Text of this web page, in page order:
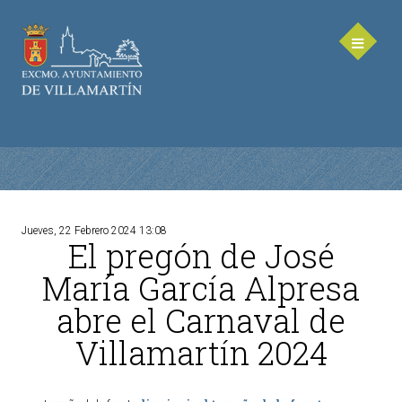
AYUNTAMIENTO
Saluda de la Alcaldesa
Equipo de Gobierno
Corporación Municipal - Legislatura 2023-2027
Delegaciones Municipales
Jueves, 22 Febrero 2024 13:08
El pregón de José
María García Alpresa
abre el Carnaval de
Villamartín 2024